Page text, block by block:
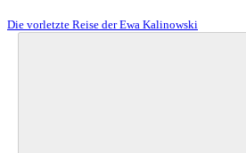
Die vorletzte Reise der Ewa Kalinowski